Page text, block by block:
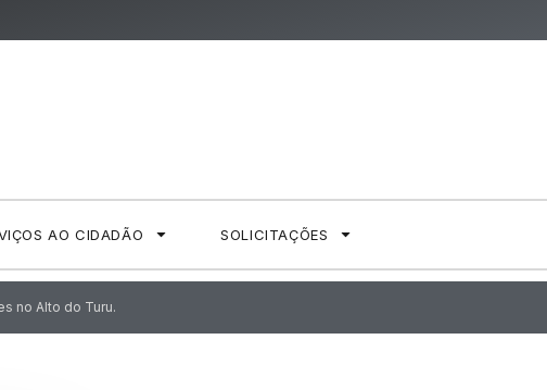
AO CIDADÃO SOLICITAÇÕES
no Alto do Turu.